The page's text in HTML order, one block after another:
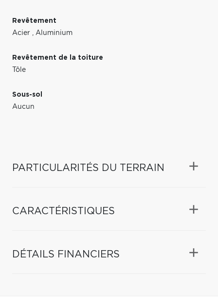
Revêtement
Acier
Aluminium
Revêtement de la toiture
Tôle
Sous-sol
Aucun
PARTICULARITÉS DU TERRAIN
CARACTÉRISTIQUES
DÉTAILS FINANCIERS